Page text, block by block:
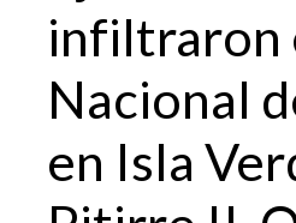
infiltraron
Nacional
en Isla